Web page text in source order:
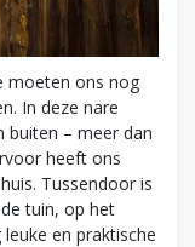
moeten ons nog
In deze nare
buiten – meer dan
heeft ons
Tussendoor is
tuin, op het
en praktische